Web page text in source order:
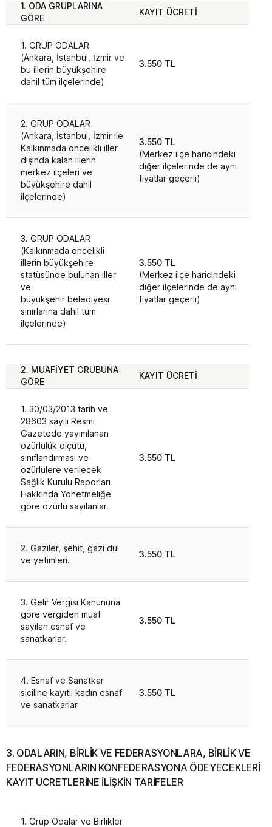
1. ODA GRUPLARINA
GÖRE
KAYIT ÜCRETİ
1. GRUP ODALAR
(Ankara, İstanbul, İzmir ve
bu illerin büyükşehire
dahil tüm ilçelerinde)
3.550 TL
2. GRUP ODALAR
(Ankara, İstanbul, İzmir ile
Kalkınmada öncelikli iller
dışında kalan illerin
merkez ilçeleri ve
büyükşehire dahil
ilçelerinde)
3.550 TL
(Merkez ilçe haricindeki
diğer ilçelerinde de aynı
fiyatlar geçerli)
3. GRUP ODALAR
(Kalkınmada öncelikli
illerin büyükşehire
statüsünde bulunan iller
ve
büyükşehir belediyesi
sınırlarına dahil tüm
ilçelerinde)
3.550 TL
(Merkez ilçe haricindeki
diğer ilçelerinde de aynı
fiyatlar geçerli)
2. MUAFİYET GRUBUNA
GÖRE
KAYIT ÜCRETİ
1. 30/03/2013 tarih ve
28603 sayılı Resmi
Gazetede yayımlanan
özürlülük ölçütü,
sınıflandırması ve
özürlülere verilecek
Sağlık Kurulu Raporları
Hakkında Yönetmeliğe
göre özürlü sayılanlar.
3.550 TL
2. Gaziler, şehit, gazi dul
ve yetimleri.
3.550 TL
3. Gelir Vergisi Kanununa
göre vergiden muaf
sayılan esnaf ve
sanatkarlar.
3.550 TL
4. Esnaf ve Sanatkar
siciline kayıtlı kadın esnaf
ve sanatkarlar
3.550 TL
3. ODALARIN, BİRLİK VE FEDERASYONLARA, BİRLİK VE
FEDERASYONLARIN KONFEDERASYONA ÖDEYECEKLERİ
KAYIT ÜCRETLERİNE İLİŞKİN TARİFELER
1. Grup Odalar ve Birlikler